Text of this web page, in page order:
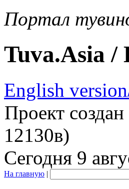
Портал
Tuva.Asia /
English
Проект
12130в)
Сегодня 9
На главную |